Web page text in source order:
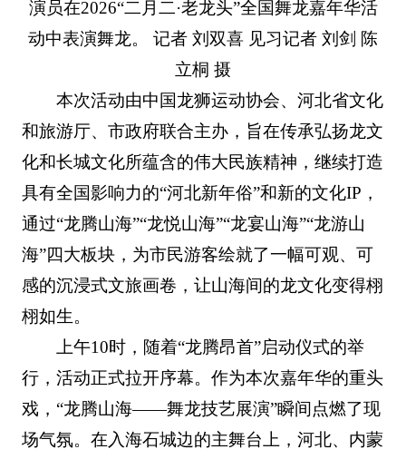
演员在2026“二月二·老龙头”全国舞龙嘉年华活
动中表演舞龙。 记者 刘双喜 见习记者 刘剑 陈
立桐 摄
本次活动由中国龙狮运动协会、河北省文化
和旅游厅、市政府联合主办，旨在传承弘扬龙文
化和长城文化所蕴含的伟大民族精神，继续打造
具有全国影响力的“河北新年俗”和新的文化IP，
通过“龙腾山海”“龙悦山海”“龙宴山海”“龙游山
海”四大板块，为市民游客绘就了一幅可观、可
感的沉浸式文旅画卷，让山海间的龙文化变得栩
栩如生。
上午10时，随着“龙腾昂首”启动仪式的举
行，活动正式拉开序幕。作为本次嘉年华的重头
戏，“龙腾山海——舞龙技艺展演”瞬间点燃了现
场气氛。在入海石城边的主舞台上，河北、内蒙